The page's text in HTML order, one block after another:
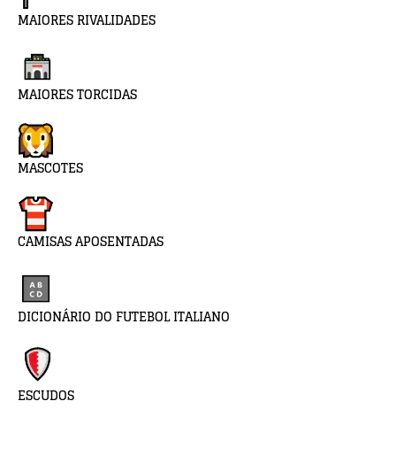
MAIORES RIVALIDADES
MAIORES TORCIDAS
MASCOTES
CAMISAS APOSENTADAS
DICIONÁRIO DO FUTEBOL ITALIANO
ESCUDOS